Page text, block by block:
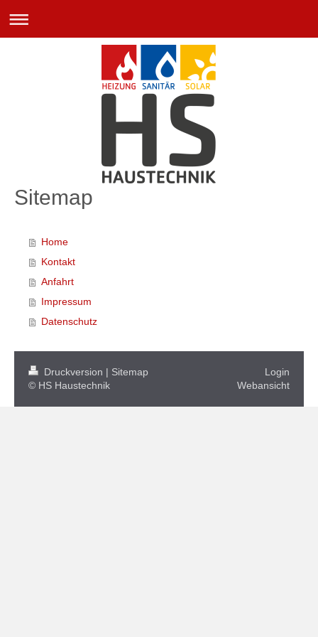
Sitemap
Home
Kontakt
Anfahrt
Impressum
Datenschutz
Druckversion | Sitemap
© HS Haustechnik
Login
Webansicht